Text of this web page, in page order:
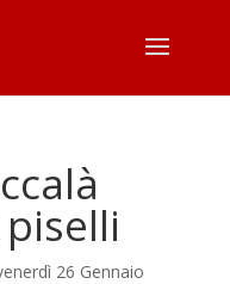
26 Gennaio